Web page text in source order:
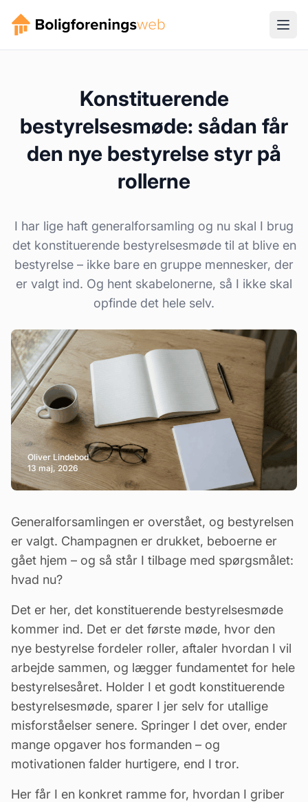
Konstituerende
bestyrelsesmøde: sådan får
den nye bestyrelse styr på
rollerne
I har lige haft generalforsamling og nu skal I brug
det konstituerende bestyrelsesmøde til at blive en
bestyrelse – ikke bare en gruppe mennesker, der
er valgt ind. Og hent skabelonerne, så I ikke skal
opfinde det hele selv.
Oliver Lindebod
13 maj, 2026
Generalforsamlingen er overstået, og bestyrelsen
er valgt. Champagnen er drukket, beboerne er
gået hjem – og så står I tilbage med spørgsmålet:
hvad nu?
Det er her, det konstituerende bestyrelsesmøde
kommer ind. Det er det første møde, hvor den
nye bestyrelse fordeler roller, aftaler hvordan I vil
arbejde sammen, og lægger fundamentet for hele
bestyrelsesåret. Holder I et godt konstituerende
bestyrelsesmøde, sparer I jer selv for utallige
misforståelser senere. Springer I det over, ender
mange opgaver hos formanden – og
motivationen falder hurtigere, end I tror.
Her får I en konkret ramme for, hvordan I griber